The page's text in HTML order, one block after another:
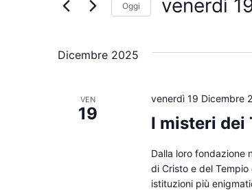
Oggi venerdì
Dicembre 2025
VEN
19 I misteri dei
venerdì 19 Dicembre
Dalla loro fondazione
di Cristo e del
istituzioni più